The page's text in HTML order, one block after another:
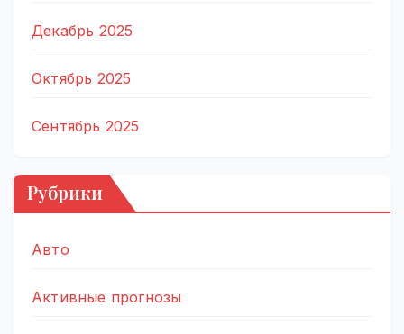
Декабрь 2025
Октябрь 2025
Сентябрь 2025
Рубрики
Авто
Активные прогнозы